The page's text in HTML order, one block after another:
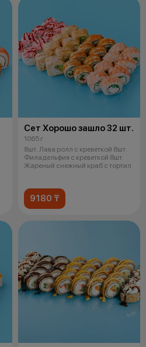
Сет Хорошо зашло 32 шт.
1065 г
8шт. Лава ролл с креветкой 8шт.
Филадельфия с креветкой 8шт.
Жареный снежный краб с тортил
9180 ₸